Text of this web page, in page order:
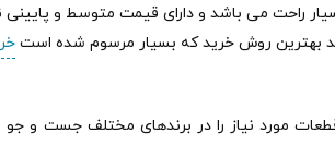
راحت می باشد و دارای قیمت متوسط و پایینی
بهترین روش خرید که بسیار مرسوم شده است
قطعات مورد نیاز را در برندهای مختلف جست و